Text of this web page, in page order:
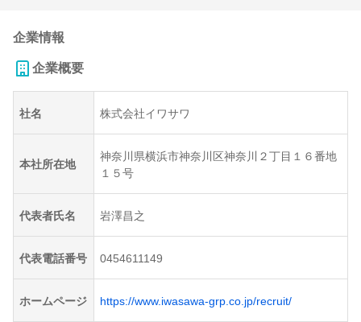
企業情報
企業概要
社名 株式会社イワサワ
本社所在地
神奈川県横浜市神奈川区神奈川２丁目１６番地
１５号
代表者氏名 岩澤昌之
代表電話番号 0454611149
ホームページ https://www.iwasawa-grp.co.jp/recruit/